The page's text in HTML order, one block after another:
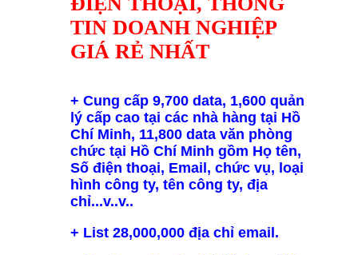
TIN DOANH NGHIỆP
GIÁ RẺ NHẤT
+ Cung cấp 9,700 data, 1,600 quản
lý cấp cao tại các nhà hàng tại Hồ
Chí Minh, 11,800 data văn phòng
chức tại Hồ Chí Minh gồm Họ tên,
Số điện thoại, Email, chức vụ, loại
hình công ty, tên công ty, địa
chỉ...v..v..
+ List 28,000,000 địa chỉ email.